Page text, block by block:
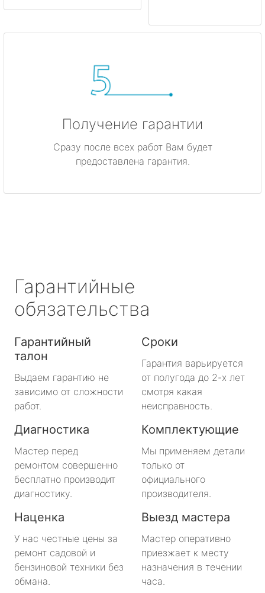
Получение гарантии
Сразу после всех работ Вам будет
предоставлена гарантия.
Гарантийные
обязательства
Гарантийный
талон
Выдаем гарантию не
зависимо от сложности
работ.
Сроки
Гарантия варьируется
от полугода до 2-х лет
смотря какая
неисправность.
Диагностика
Мастер перед
ремонтом совершенно
бесплатно производит
диагностику.
Комплектующие
Мы применяем детали
только от
официального
производителя.
Наценка
У нас честные цены за
ремонт садовой и
бензиновой техники без
обмана.
Выезд мастера
Мастер оперативно
приезжает к месту
назначения в течении
часа.